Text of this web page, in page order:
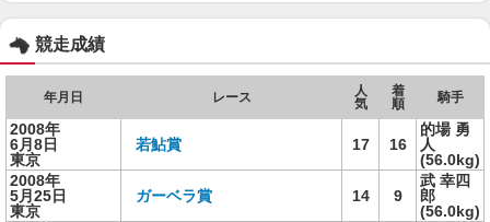
競走成績
年月日 レース
人
気
着
順
騎手
2008年
6月8日
東京
若鮎賞 17 16
的場 勇
人
(56.0kg)
2008年
5月25日
東京
ガーベラ賞 14 9
武 幸四
郎
(56.0kg)